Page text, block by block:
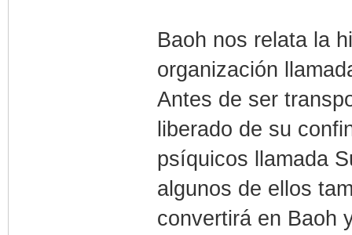
Baoh nos relata la
organización
Antes de ser
liberado de su
psíquicos llamada
algunos de ellos
convertirá en Baoh